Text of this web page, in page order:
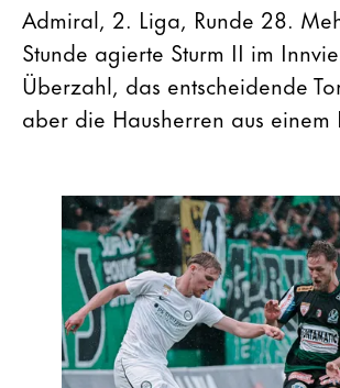
Admiral, 2. Liga, Runde 28.
Stunde agierte Sturm II im
Überzahl, das entscheidende
aber die Hausherren aus einem